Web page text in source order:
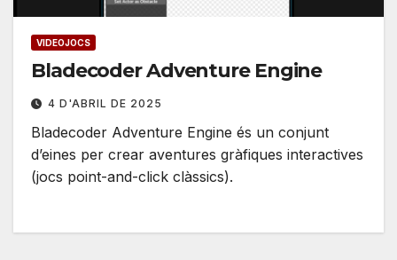
VIDEOJOCS
Bladecoder Adventure Engine
4 D'ABRIL DE 2025
Bladecoder Adventure Engine és un conjunt
d’eines per crear aventures gràfiques interactives
(jocs point-and-click clàssics).